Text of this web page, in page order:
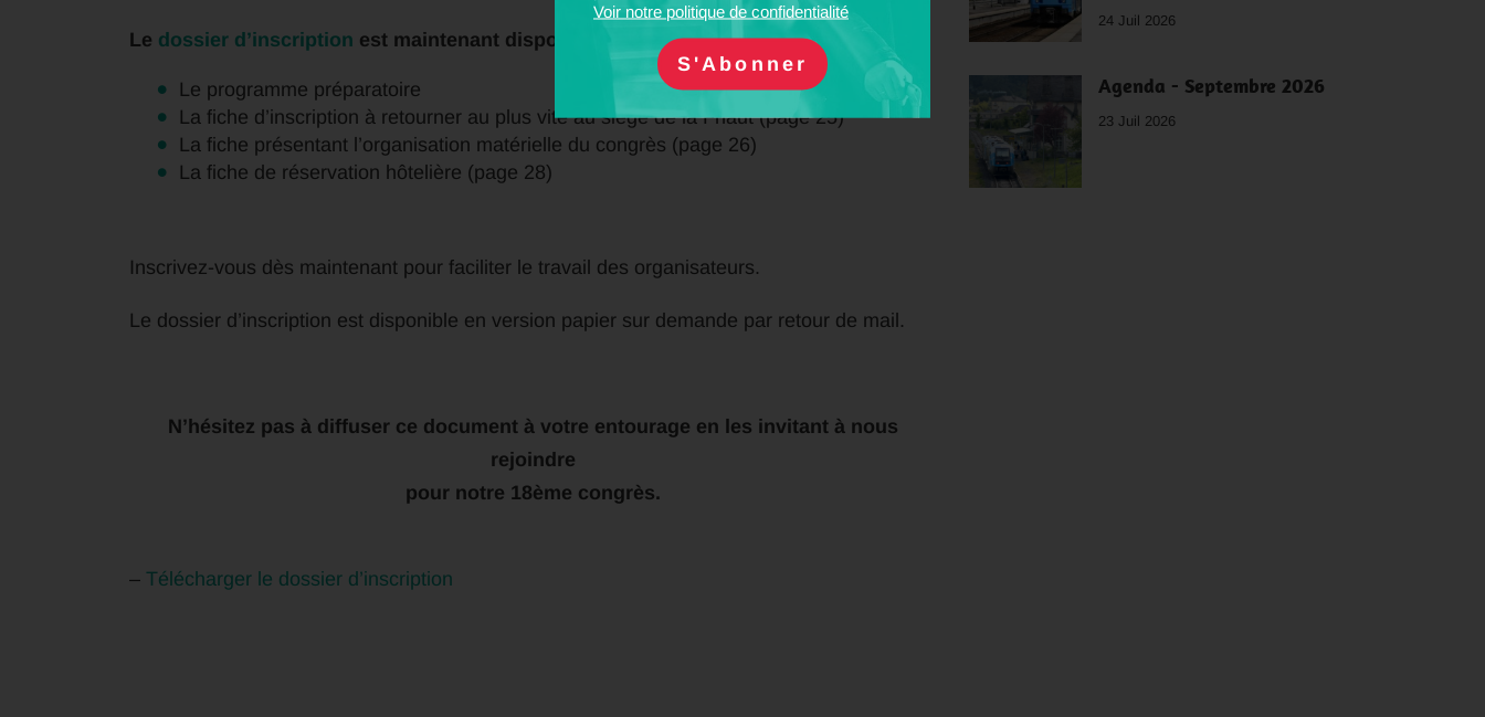
Voir notre politique de confidentialité
Le dossier d’inscription est maintenant disponible. Il contient :
Le programme préparatoire
La fiche d’inscription à retourner au plus vite au siège de la Fnaut (page 25)
La fiche présentant l’organisation matérielle du congrès (page 26)
La fiche de réservation hôtelière (page 28)
Inscrivez-vous dès maintenant pour faciliter le travail des organisateurs.
Le dossier d’inscription est disponible en version papier sur demande par retour de mail.
N’hésitez pas à diffuser ce document à votre entourage en les invitant à nous
rejoindre
pour notre 18ème congrès.
– Télécharger le dossier d’inscription
24 Juil 2026
Agenda - Septembre 2026
23 Juil 2026